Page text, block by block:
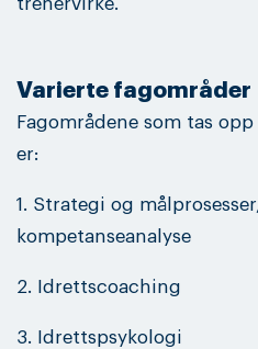
Varierte fagområder
Fagområdene som tas
er:
1. Strategi og
kompetanseanalyse
2. Idrettscoaching
3. Idrettspsykologi